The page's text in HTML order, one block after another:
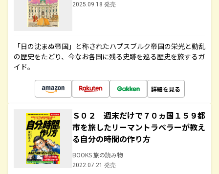
2025.09.18 発売
「日の沈まぬ帝国」と称されたハプスブルク帝国の栄光と動乱
の歴史をたどり、今なお各国に残る史跡を巡る歴史を旅するガ
イド。
詳細を見る
Ｓ０２ 週末だけで７０ヵ国１５９都
市を旅したリーマントラベラーが教え
る自分の時間の作り方
BOOKS 旅の読み物
2022.07.21 発売